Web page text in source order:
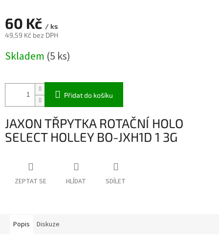
60 Kč / ks
49,59 Kč bez DPH
cena:
Skladem (5 ks)
Přidat do košíku
JAXON TŘPYTKA ROTAČNÍ HOLO
SELECT HOLLEY BO-JXH1D 1 3G
ZEPTAT SE HLÍDAT SDÍLET
Popis Diskuze